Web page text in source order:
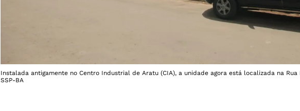
Instalada antigamente no Centro Industrial de Aratu (CIA), a unidade agora está localizada na
SSP-BA